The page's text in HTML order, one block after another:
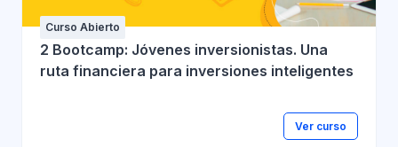
Curso Abierto
2 Bootcamp: Jóvenes inversionistas. Una
ruta financiera para inversiones inteligentes
Ver curso